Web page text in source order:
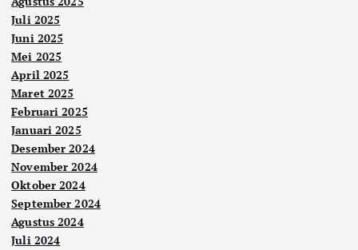
Juli 2025
Juni 2025
Mei 2025
April 2025
Maret 2025
Februari 2025
Januari 2025
Desember 2024
November 2024
Oktober 2024
September 2024
Agustus 2024
Juli 2024